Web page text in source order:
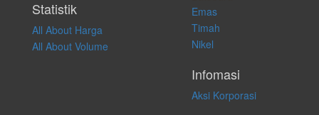
Statistik
All About Harga
All About Volume
Emas
Timah
Nikel
Infomasi
Aksi Korporasi